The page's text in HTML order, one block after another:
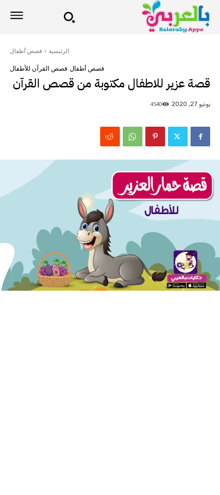
الرئيسية قصص أطفال
قصص أطفال قصص القرآن للأطفال
قصة عزير للاطفال مكتوبة من قصص القرآن
يونيو 27, 2020 4540